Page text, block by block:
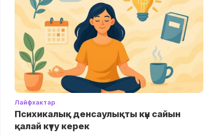
Лайфхактар
Психикалық денсаулықты күн сайын
қалай күту керек